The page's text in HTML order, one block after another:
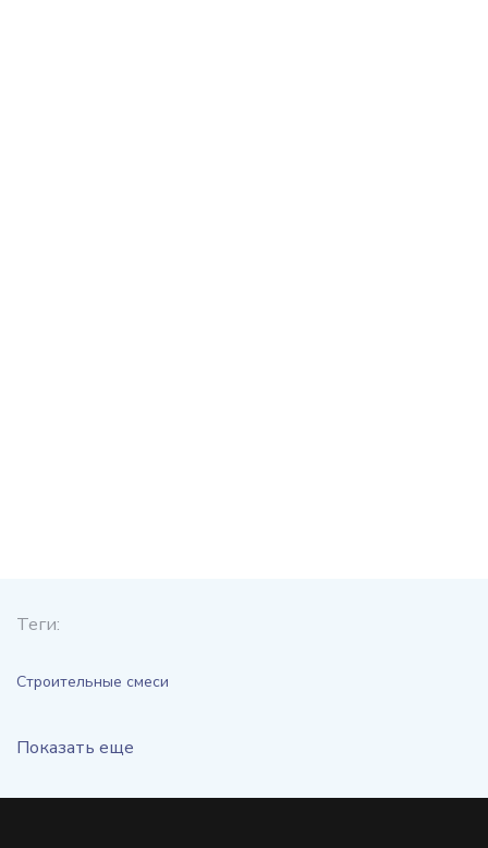
Теги:
Строительные смеси
Показать еще